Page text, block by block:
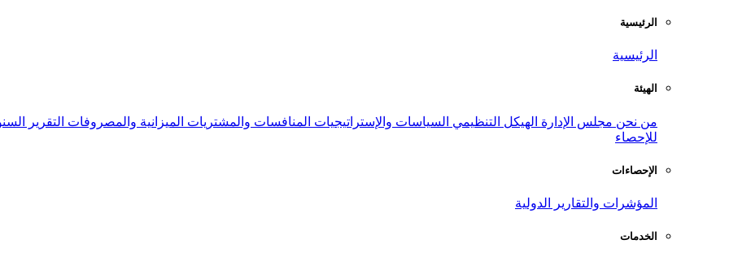
الرئيسية
الرئيسية
الهيئة
من نحن مجلس الإدارة الهيكل التنظيمي السياسات والإستراتيجيات المنافسات والمشتريات الميزانية والمصروفات التقرير
للإحصاء
الإحصاءات
المؤشرات والتقارير الدولية
الخدمات